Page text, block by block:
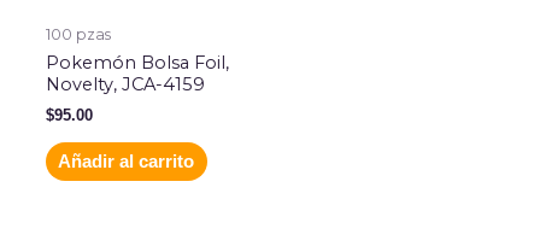
100 pzas
Pokemón Bolsa Foil,
Novelty, JCA-4159
$95.00
Añadir al carrito